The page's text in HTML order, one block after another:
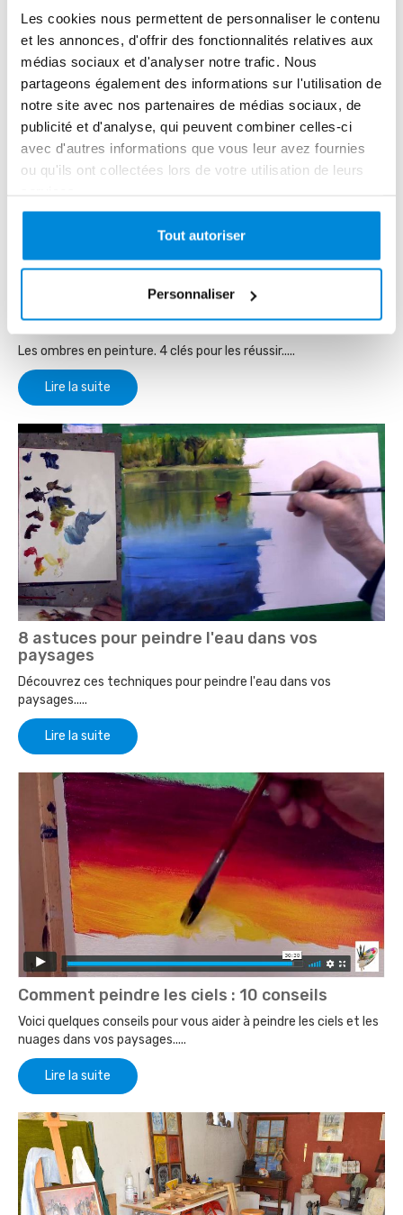
Les cookies nous permettent de personnaliser le contenu
et les annonces, d'offrir des fonctionnalités relatives aux
médias sociaux et d'analyser notre trafic. Nous
partageons également des informations sur l'utilisation de
notre site avec nos partenaires de médias sociaux, de
publicité et d'analyse, qui peuvent combiner celles-ci
avec d'autres informations que vous leur avez fournies
ou qu'ils ont collectées lors de votre utilisation de leurs
Tout autoriser
Personnaliser
Découvrez les 10 éléments fondamentaux de la peinture.....
Lire la suite
Comment peindre les ombres
Les ombres en peinture. 4 clés pour les réussir.....
Lire la suite
8 astuces pour peindre l'eau dans vos
paysages
Découvrez ces techniques pour peindre l'eau dans vos
paysages.....
Lire la suite
Comment peindre les ciels : 10 conseils
Voici quelques conseils pour vous aider à peindre les ciels et les
nuages dans vos paysages.....
Lire la suite